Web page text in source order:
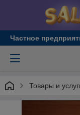
Частное
Товары и